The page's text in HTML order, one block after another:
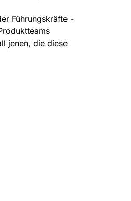
Führungskräfte -
jenen, die diese